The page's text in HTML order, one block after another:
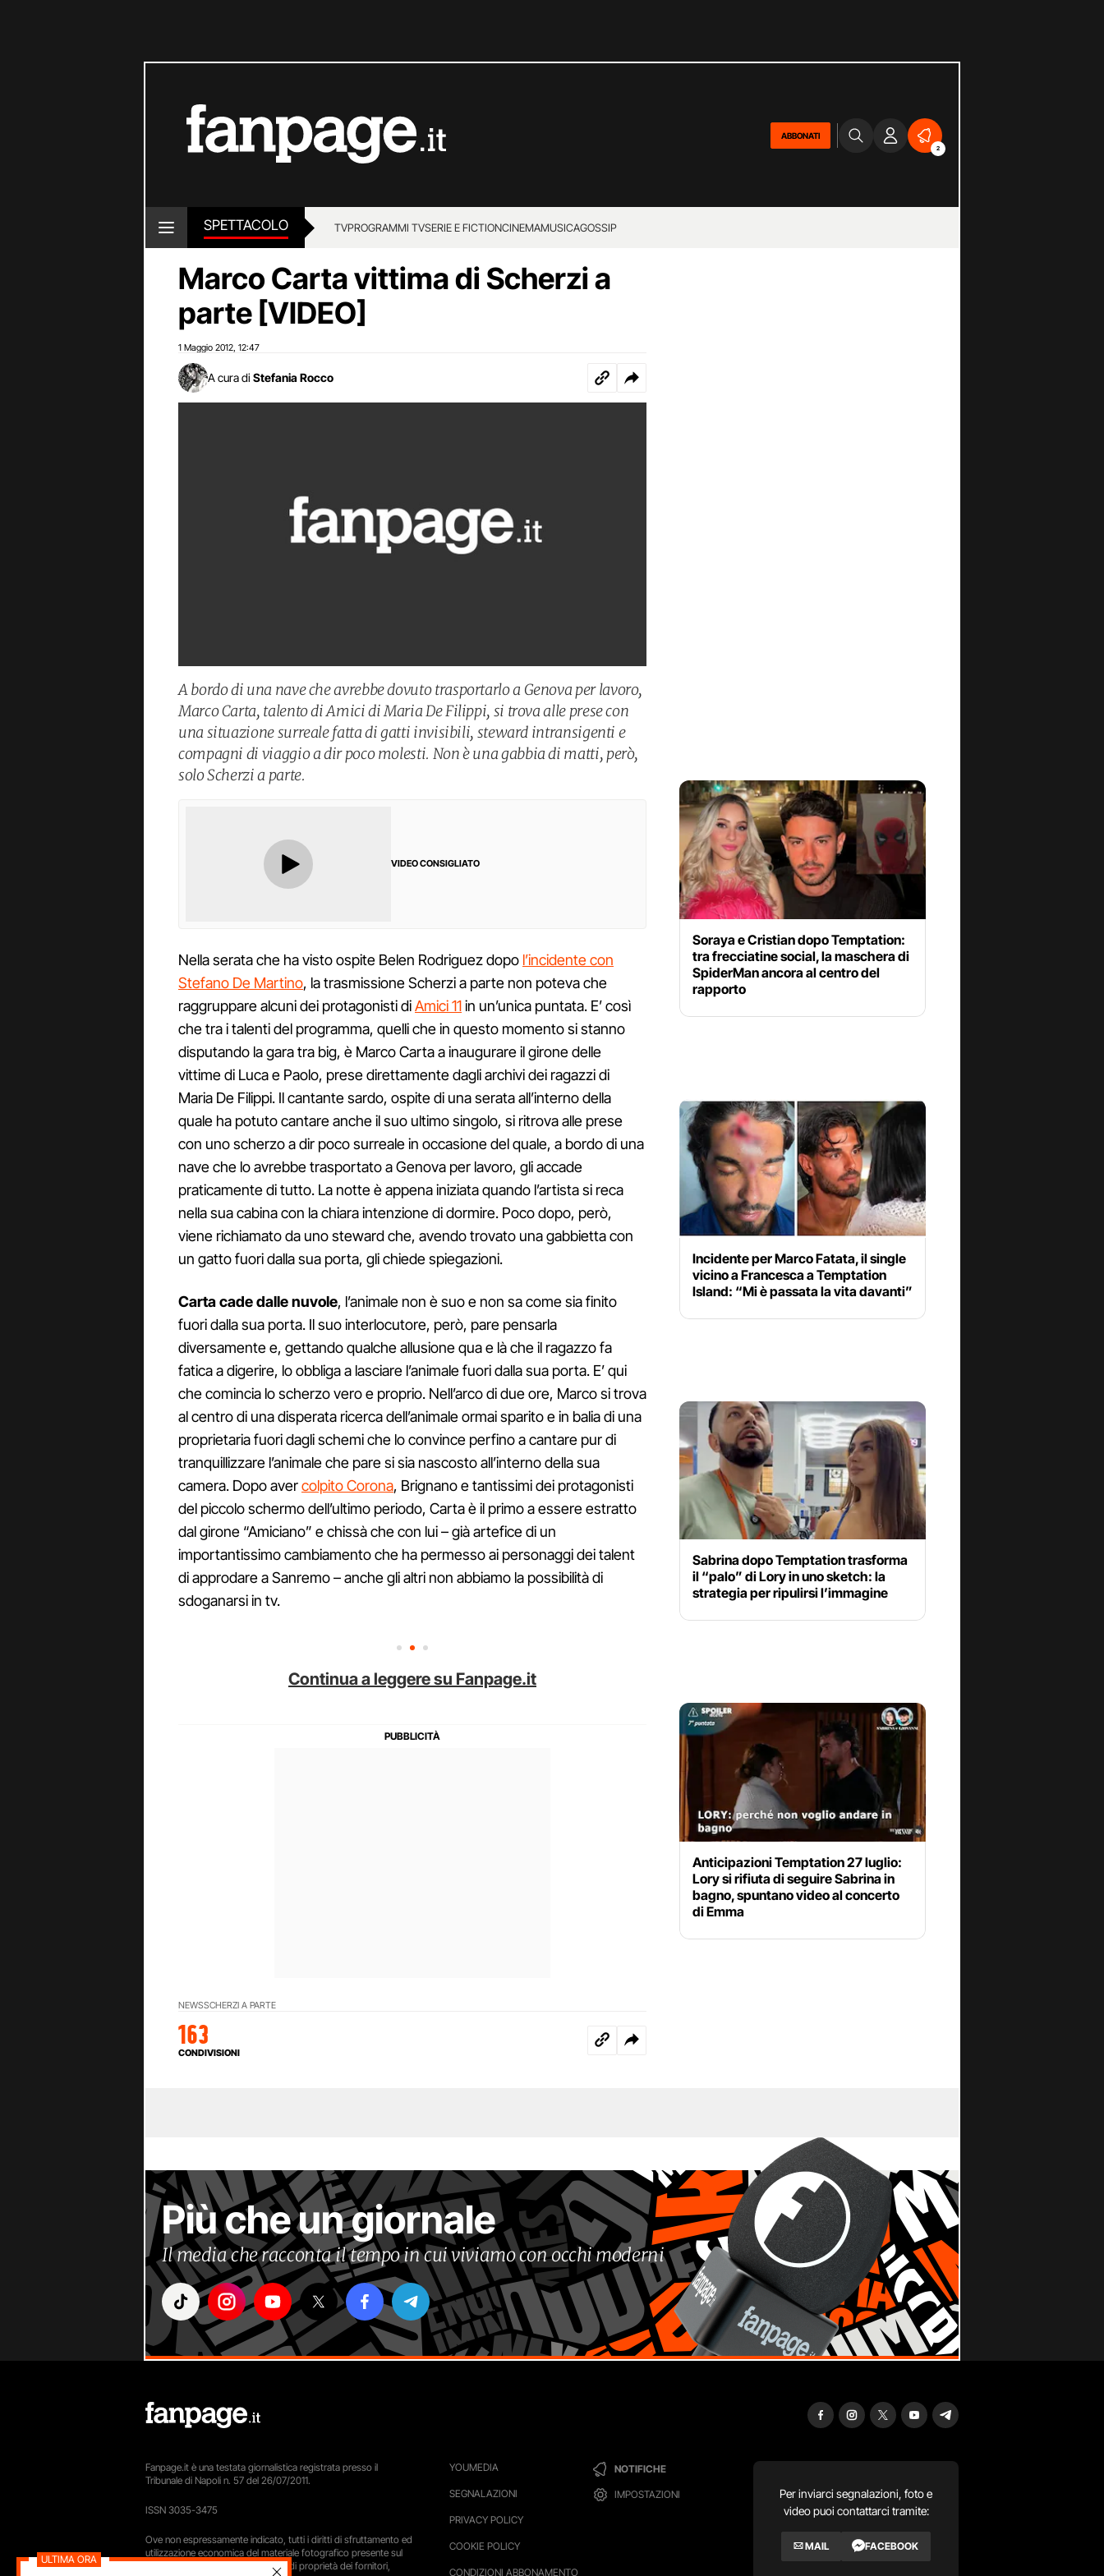
ABBONATI
2
SPETTACOLO TVPROGRAMMI TVSERIE E FICTIONCINEMAMUSICAGOSSIP
Marco Carta vittima di Scherzi a
parte [VIDEO]
1 Maggio 2012 12:47
A cura di Stefania Rocco
A bordo di una nave che avrebbe dovuto trasportarlo a Genova per lavoro,
Marco Carta, talento di Amici di Maria De Filippi, si trova alle prese con
una situazione surreale fatta di gatti invisibili, steward intransigenti e
compagni di viaggio a dir poco molesti. Non è una gabbia di matti, però,
solo Scherzi a parte.
VIDEO CONSIGLIATO
Nella serata che ha visto ospite Belen Rodriguez dopo l’incidente con
Stefano De Martino, la trasmissione Scherzi a parte non poteva che
raggruppare alcuni dei protagonisti diAmici 11in un’unica puntata. E’ così
che tra i talenti del programma, quelli che in questo momento si stanno
disputando la gara tra big, è Marco Carta a inaugurare il girone delle
vittime di Luca e Paolo, prese direttamente dagli archivi dei ragazzi di
Maria De Filippi. Il cantante sardo, ospite di una serata all’interno della
quale ha potuto cantare anche il suo ultimo singolo, si ritrova alle prese
con uno scherzo a dir poco surreale in occasione del quale, a bordo di una
nave che lo avrebbe trasportato a Genova per lavoro, gli accade
praticamente di tutto. La notte è appena iniziata quando l’artista si reca
nella sua cabina con la chiara intenzione di dormire. Poco dopo, però,
viene richiamato da uno steward che, avendo trovato una gabbietta con
un gatto fuori dalla sua porta, gli chiede spiegazioni.
Carta cade dalle nuvole, l’animale non è suo e non sa come sia finito
fuori dalla sua porta. Il suo interlocutore, però, pare pensarla
diversamente e, gettando qualche allusione qua e là che il ragazzo fa
fatica a digerire, lo obbliga a lasciare l’animale fuori dalla sua porta. E’ qui
che comincia lo scherzo vero e proprio. Nell’arco di due ore, Marco si trova
al centro di una disperata ricerca dell’animale ormai sparito e in balia di una
proprietaria fuori dagli schemi che lo convince perfino a cantare pur di
tranquillizzare l’animale che pare si sia nascosto all’interno della sua
camera. Dopo avercolpito Corona, Brignano e tantissimi dei protagonisti
del piccolo schermo dell’ultimo periodo, Carta è il primo a essere estratto
dal girone “Amiciano” e chissà che con lui – già artefice di un
importantissimo cambiamento che ha permesso ai personaggi dei talent
di approdare a Sanremo – anche gli altri non abbiamo la possibilità di
sdoganarsi in tv.
Continua a leggere su Fanpage.it
NEWSSCHERZI A PARTE
163
CONDIVISIONI
Soraya e Cristian dopo Temptation:
tra frecciatine social, la maschera di
SpiderMan ancora al centro del
rapporto
Incidente per Marco Fatata, il single
vicino a Francesca a Temptation
Island: “Mi è passata la vita davanti”
Sabrina dopo Temptation trasforma
il “palo” di Lory in uno sketch: la
strategia per ripulirsi l’immagine
Anticipazioni Temptation 27 luglio:
Lory si rifiuta di seguire Sabrina in
bagno, spuntano video al concerto
di Emma
Più che un giornale
Il media che racconta il tempo in cui viviamo con occhi moderni
YOUMEDIA
SEGNALAZIONI
PRIVACY POLICY
COOKIE POLICY
CONDIZIONI ABBONAMENTO
NOTIFICHE
IMPOSTAZIONI
Per inviarci segnalazioni, foto e
video puoi contattarci tramite:
MAIL FACEBOOK
Fanpage.it è una testata giornalistica registrata presso il
Tribunale di Napoli n. 57 del 26/07/2011.
ISSN 3035-3475
Ove non espressamente indicato, tutti i diritti di sfruttamento ed
utilizzazione economica del materiale fotografico presente sul
sito Fanpage.it sono da intendersi di proprietà dei fornitori,